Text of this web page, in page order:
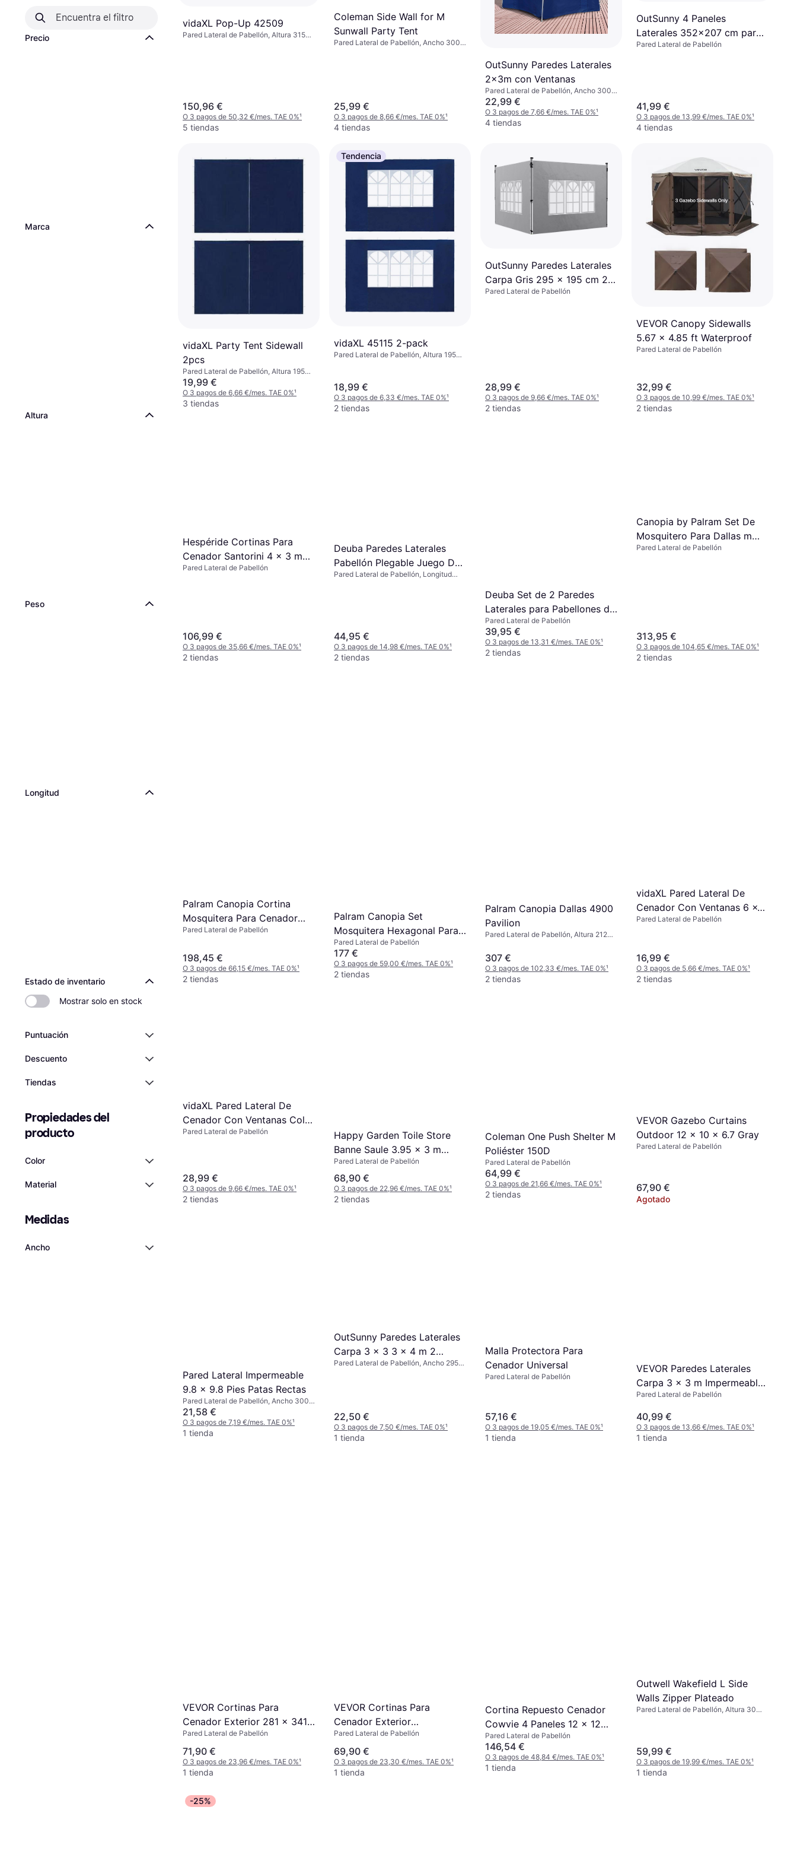
Precio
Marca
Altura
Peso
Longitud
Estado de inventario
Mostrar solo en stock
Puntuación
Descuento
Tiendas
Propiedades del
producto
Color
Material
Medidas
Ancho
vidaXL Pop-Up 42509
Pared Lateral de Pabellón, Altura 315
150,96 €
O 3 pagos de 50,32 €/mes. TAE 0%¹
5 tiendas
Coleman Side Wall for M
Sunwall Party Tent
Pared Lateral de Pabellón, Ancho 300
25,99 €
O 3 pagos de 8,66 €/mes. TAE 0%¹
4 tiendas
OutSunny Paredes Laterales
2x3m con Ventanas
Pared Lateral de Pabellón, Ancho 300
cm
22,99 €
O 3 pagos de 7,66 €/mes. TAE 0%¹
4 tiendas
OutSunny 4 Paneles
Laterales 352x207 cm para
Carpa de Jardín
Pared Lateral de Pabellón
41,99 €
O 3 pagos de 13,99 €/mes. TAE 0%¹
4 tiendas
vidaXL Party Tent Sidewall
2pcs
Pared Lateral de Pabellón, Altura 195
cm, Longitud 300 cm
19,99 €
O 3 pagos de 6,66 €/mes. TAE 0%¹
3 tiendas
Tendencia
vidaXL 45115 2-pack
Pared Lateral de Pabellón, Altura 195
18,99 €
O 3 pagos de 6,33 €/mes. TAE 0%¹
2 tiendas
OutSunny Paredes Laterales
Carpa Gris 295 x 195 cm 2
Pcs
Pared Lateral de Pabellón
28,99 €
O 3 pagos de 9,66 €/mes. TAE 0%¹
2 tiendas
VEVOR Canopy Sidewalls
5.67 x 4.85 ft Waterproof
Pared Lateral de Pabellón
32,99 €
O 3 pagos de 10,99 €/mes. TAE 0%¹
2 tiendas
Hespéride Cortinas Para
Cenador Santorini 4 x 3 m
Gris
Pared Lateral de Pabellón
106,99 €
O 3 pagos de 35,66 €/mes. TAE 0%¹
2 tiendas
Deuba Paredes Laterales
Pabellón Plegable Juego De
2 Antracita 3x2 m
Pared Lateral de Pabellón, Longitud
44,95 €
O 3 pagos de 14,98 €/mes. TAE 0%¹
2 tiendas
Deuba Set de 2 Paredes
Laterales para Pabellones de
3x3 con Ventana y
Cremallera Azul
Pared Lateral de Pabellón
39,95 €
O 3 pagos de 13,31 €/mes. TAE 0%¹
2 tiendas
Canopia by Palram Set De
Mosquitero Para Dallas m
3.6x6 Cenador Negro
Pared Lateral de Pabellón
313,95 €
O 3 pagos de 104,65 €/mes. TAE 0%¹
2 tiendas
Palram Canopia Cortina
Mosquitera Para Cenador
430 x 430 cm
Pared Lateral de Pabellón
198,45 €
O 3 pagos de 66,15 €/mes. TAE 0%¹
2 tiendas
Palram Canopia Set
Mosquitera Hexagonal Para
Cenador Monaco / Roma
Pared Lateral de Pabellón
177 €
O 3 pagos de 59,00 €/mes. TAE 0%¹
2 tiendas
Palram Canopia Dallas 4900
Pavilion
Pared Lateral de Pabellón, Altura 212
307 €
O 3 pagos de 102,33 €/mes. TAE 0%¹
2 tiendas
vidaXL Pared Lateral De
Cenador Con Ventanas 6 x 2
m
Pared Lateral de Pabellón
16,99 €
O 3 pagos de 5,66 €/mes. TAE 0%¹
2 tiendas
vidaXL Pared Lateral De
Cenador Con Ventanas Color
Crema 4x2 m
Pared Lateral de Pabellón
28,99 €
O 3 pagos de 9,66 €/mes. TAE 0%¹
2 tiendas
Happy Garden Toile Store
Banne Saule 3.95 x 3 m
Anthracite
Pared Lateral de Pabellón
68,90 €
O 3 pagos de 22,96 €/mes. TAE 0%¹
2 tiendas
Coleman One Push Shelter M
Poliéster 150D
Pared Lateral de Pabellón
64,99 €
O 3 pagos de 21,66 €/mes. TAE 0%¹
2 tiendas
VEVOR Gazebo Curtains
Outdoor 12 x 10 x 6.7 Gray
Pared Lateral de Pabellón
67,90 €
Agotado
Pared Lateral Impermeable
9.8 x 9.8 Pies Patas Rectas
Pared Lateral de Pabellón, Ancho 300
cm
21,58 €
O 3 pagos de 7,19 €/mes. TAE 0%¹
1 tienda
OutSunny Paredes Laterales
Carpa 3 x 3 3 x 4 m 2
Paneles Tela Oxford
Pared Lateral de Pabellón, Ancho 295
22,50 €
O 3 pagos de 7,50 €/mes. TAE 0%¹
1 tienda
Malla Protectora Para
Cenador Universal
Pared Lateral de Pabellón
57,16 €
O 3 pagos de 19,05 €/mes. TAE 0%¹
1 tienda
VEVOR Paredes Laterales
Carpa 3 x 3 m Impermeables
Protección Solar
Pared Lateral de Pabellón
40,99 €
O 3 pagos de 13,66 €/mes. TAE 0%¹
1 tienda
VEVOR Cortinas Para
Cenador Exterior 281 x 341 x
214 cm
Pared Lateral de Pabellón
71,90 €
O 3 pagos de 23,96 €/mes. TAE 0%¹
1 tienda
VEVOR Cortinas Para
Cenador Exterior
283x340x203 5 cm
Poliéster
Pared Lateral de Pabellón
69,90 €
O 3 pagos de 23,30 €/mes. TAE 0%¹
1 tienda
Cortina Repuesto Cenador
Cowvie 4 Paneles 12 x 12
Pies
Pared Lateral de Pabellón
146,54 €
O 3 pagos de 48,84 €/mes. TAE 0%¹
1 tienda
Outwell Wakefield L Side
Walls Zipper Plateado
Pared Lateral de Pabellón, Altura 30
59,99 €
O 3 pagos de 19,99 €/mes. TAE 0%¹
1 tienda
-25%